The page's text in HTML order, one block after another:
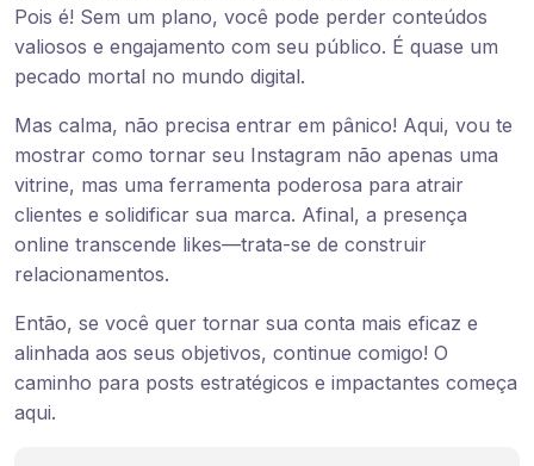
Pois é! Sem um plano, você pode perder conteúdos
valiosos e engajamento com seu público. É quase um
pecado mortal no mundo digital.
Mas calma, não precisa entrar em pânico! Aqui, vou te
mostrar como tornar seu Instagram não apenas uma
vitrine, mas uma ferramenta poderosa para atrair
clientes e solidificar sua marca. Afinal, a presença
online transcende likes—trata-se de construir
relacionamentos.
Então, se você quer tornar sua conta mais eficaz e
alinhada aos seus objetivos, continue comigo! O
caminho para posts estratégicos e impactantes começa
aqui.